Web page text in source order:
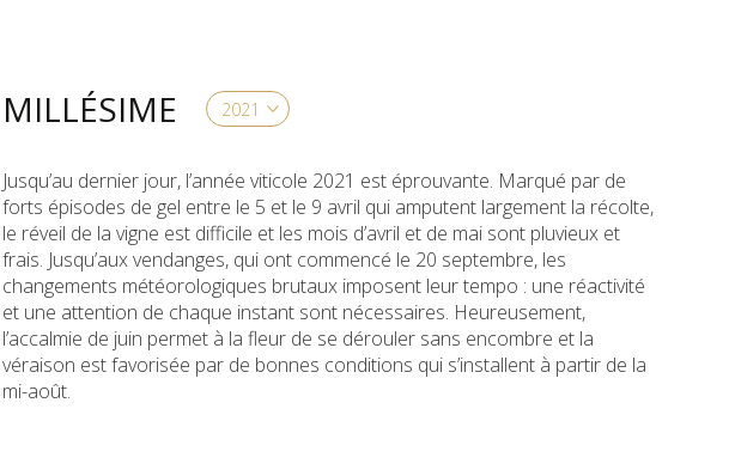
MILLÉSIME
Jusqu’au dernier jour, l’année viticole 2021 est éprouvante. Marqué par de
forts épisodes de gel entre le 5 et le 9 avril qui amputent largement la récolte,
le réveil de la vigne est difficile et les mois d’avril et de mai sont pluvieux et
frais. Jusqu’aux vendanges, qui ont commencé le 20 septembre, les
changements météorologiques brutaux imposent leur tempo : une réactivité
et une attention de chaque instant sont nécessaires. Heureusement,
l’accalmie de juin permet à la fleur de se dérouler sans encombre et la
véraison est favorisée par de bonnes conditions qui s’installent à partir de la
mi-août.